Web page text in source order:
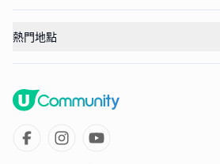
熱門地點